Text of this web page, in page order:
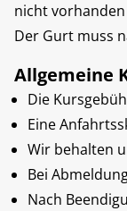
nicht
Der Gurt muss
Allgemeine
Die
Eine
Wir behalten
Bei
Nach